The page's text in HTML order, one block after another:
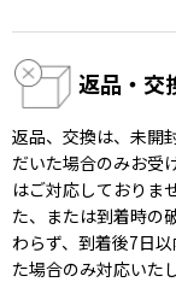
返品・交
返品、交換は、未開
だいた場合のみお受
はご対応しておりま
た、または到着時の
わらず、到着後7日
た場合のみ対応いた